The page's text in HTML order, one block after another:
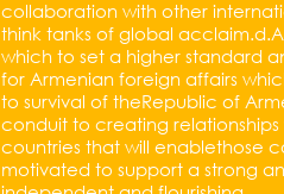
collaboration with other
think tanks of global
which to set a higher standard
for Armenian foreign affairs
to survival of theRepublic of
conduit to creating
countries that will enablethose
motivated to support a strong